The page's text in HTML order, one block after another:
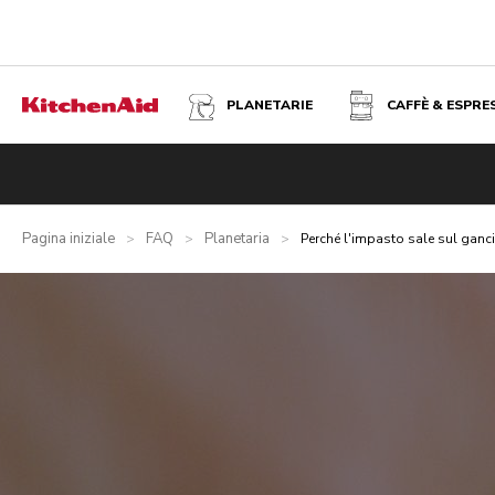
PLANETARIE CAFFÈ &
Pagina iniziale > FAQ > Planetaria > Perché l'impasto sale sul